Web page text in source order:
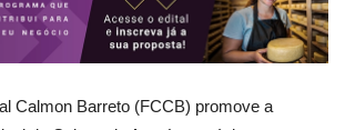
Calmon Barreto (FCCB) promove a